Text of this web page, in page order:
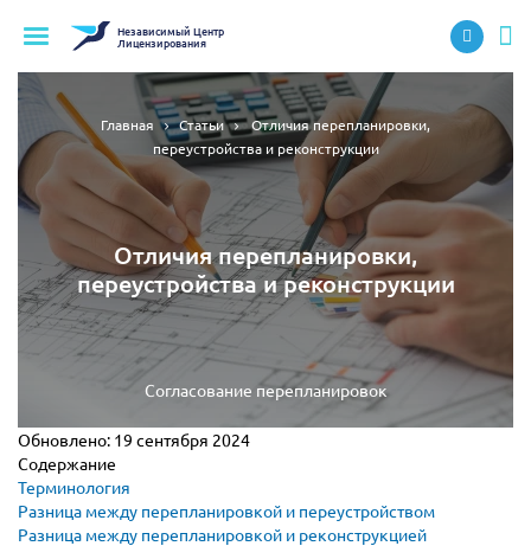
НезависимыйЦентр
Лицензирования
Главная Статьи
Отличия перепланировки,
переустройства и реконструкции
Отличия перепланировки,
переустройства и реконструкции
Согласование перепланировок
Обновлено: 19 сентября 2024
Содержание
Терминология
Разница между перепланировкой и переустройством
Разница между перепланировкой и реконструкцией